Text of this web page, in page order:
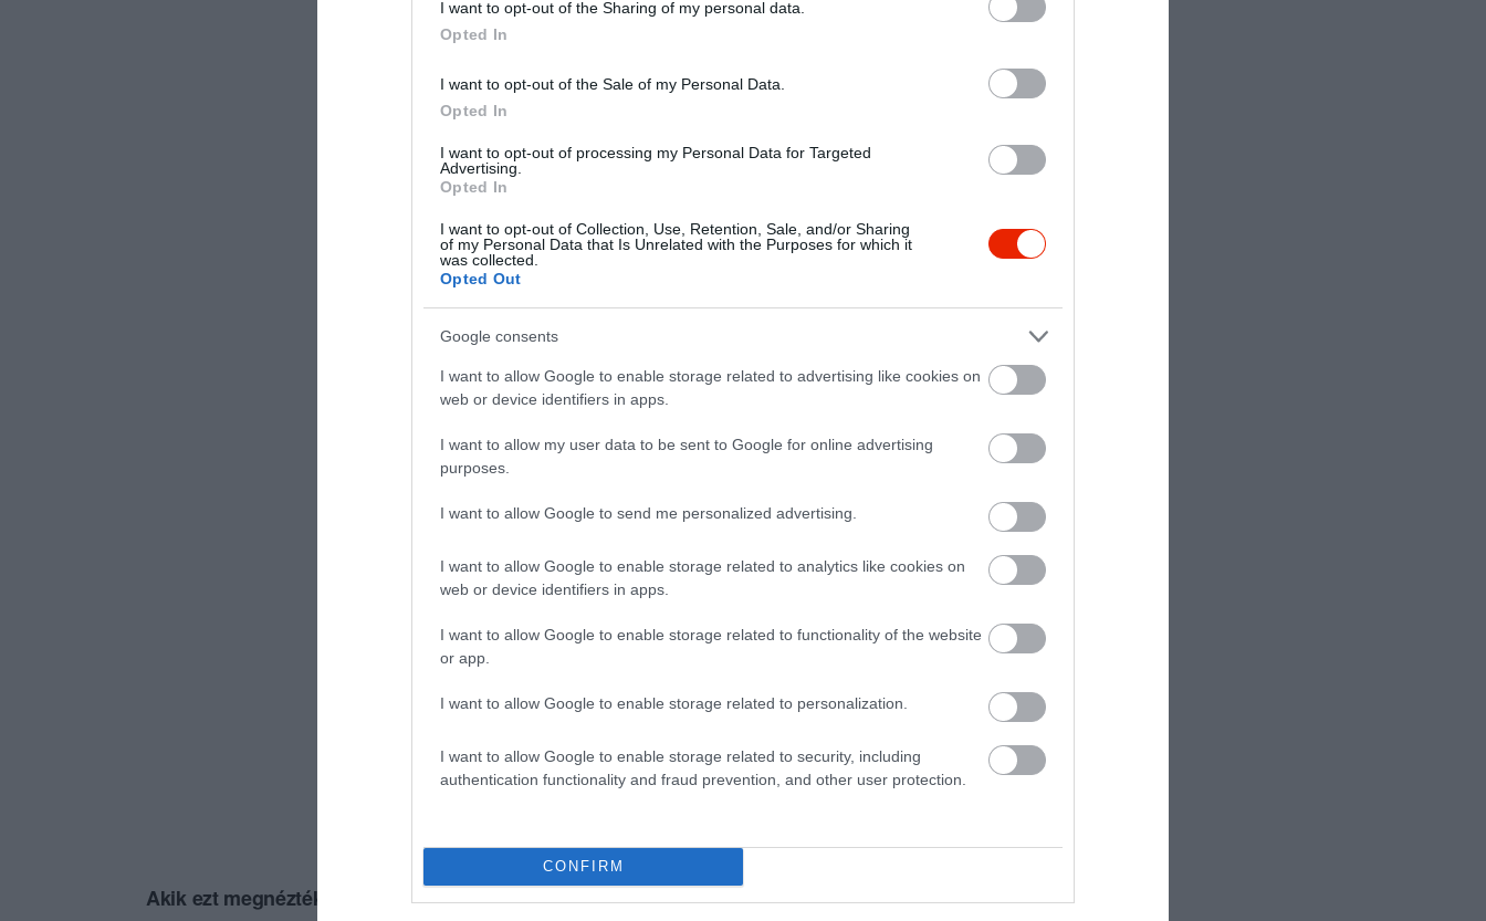
I want to opt-out of the Sharing of my personal data.
Opted In
I want to opt-out of the Sale of my Personal Data.
Opted In
I want to opt-out of processing my Personal Data for Targeted
Advertising.
Opted In
I want to opt-out of Collection, Use, Retention, Sale, and/or Sharing
of my Personal Data that Is Unrelated with the Purposes for which it
was collected.
Opted Out
Google consents
I want to allow Google to enable storage related to advertising like cookies on
web or device identifiers in apps.
I want to allow my user data to be sent to Google for online advertising
purposes.
I want to allow Google to send me personalized advertising.
I want to allow Google to enable storage related to analytics like cookies on
web or device identifiers in apps.
I want to allow Google to enable storage related to functionality of the website
or app.
I want to allow Google to enable storage related to personalization.
I want to allow Google to enable storage related to security, including
authentication functionality and fraud prevention, and other user protection.
CONFIRM
Akik ezt megnézték, ezeket is megnézték...